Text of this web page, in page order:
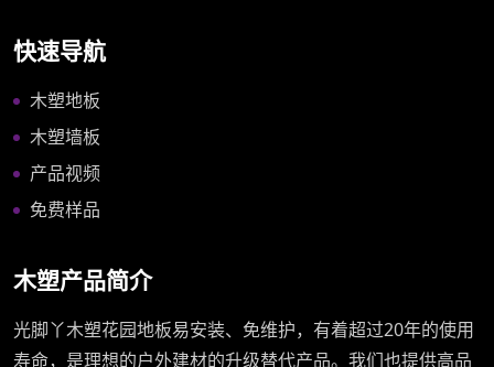
快速导航
木塑地板
木塑墙板
产品视频
免费样品
木塑产品简介
光脚丫木塑花园地板易安装、免维护，有着超过20年的使用
寿命，是理想的户外建材的升级替代产品。我们也提供高品